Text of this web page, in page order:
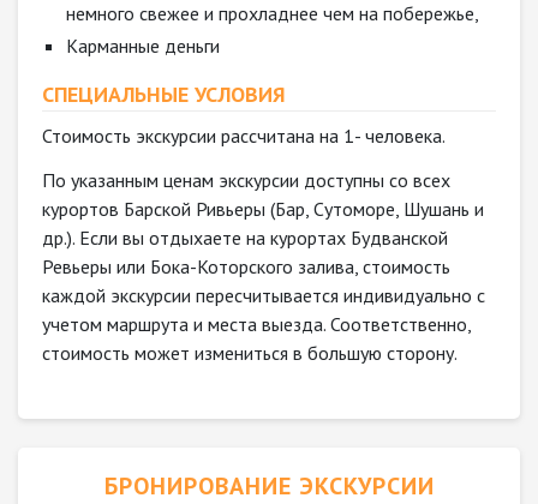
немного свежее и прохладнее чем на побережье,
Карманные деньги
СПЕЦИАЛЬНЫЕ УСЛОВИЯ
Стоимость экскурсии рассчитана на 1- человека.
По указанным ценам экскурсии доступны со всех
курортов Барской Ривьеры (Бар, Сутоморе, Шушань и
др.). Если вы отдыхаете на курортах Будванской
Ревьеры или Бока-Которского залива, стоимость
каждой экскурсии пересчитывается индивидуально с
учетом маршрута и места выезда. Соответственно,
стоимость может измениться в большую сторону.
БРОНИРОВАНИЕ ЭКСКУРСИИ